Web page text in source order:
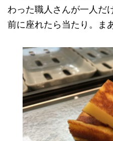
わった職人さんが一人だ
前に座れたら当たり。ま